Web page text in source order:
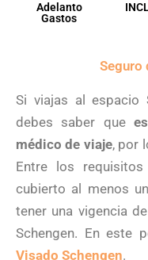
Adelanto
Gastos
Seguro
Si viajas al espacio
debes saber que
médico de viaje, por
Entre los
cubierto al menos
tener una vigencia
Schengen. En este
Visado Schengen.